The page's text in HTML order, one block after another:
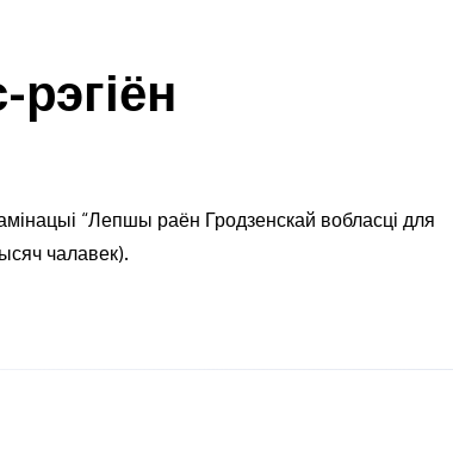
“Лепшы раён Гродзенскай вобласці для
чалавек).